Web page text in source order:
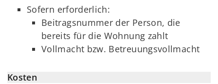
Sofern erforderlich:
Beitragsnummer der Person, die
bereits für die Wohnung zahlt
Vollmacht bzw. Betreuungsvollmacht
Kosten